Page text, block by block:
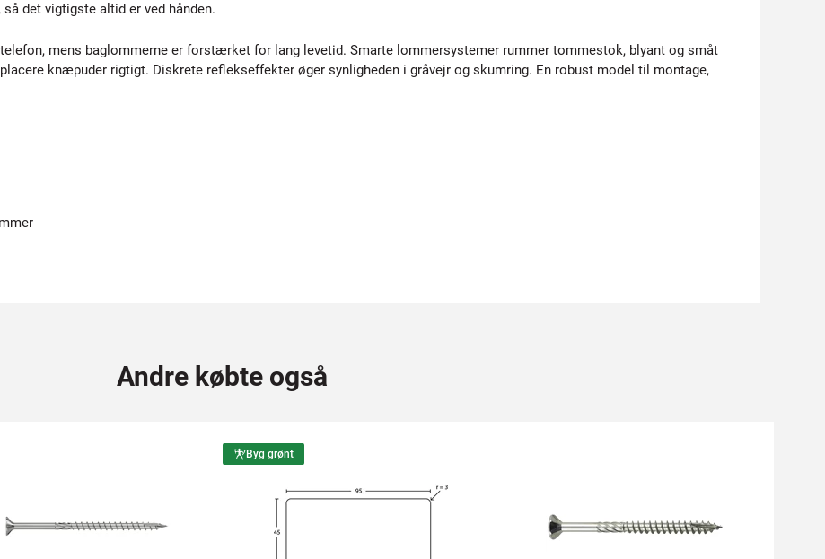
det vigtigste altid er ved hånden.
mens baglommerne er forstærket for lang levetid. Smarte lommersystemer rummer tommestok, blyant og småt
knæpuder rigtigt. Diskrete reflekseffekter øger synligheden i gråvejr og skumring. En robust model til montage,
Andre købte også
Byg grønt